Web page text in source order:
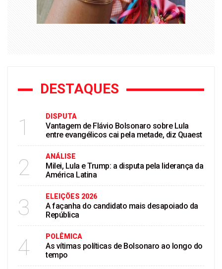
DESTAQUES
1 DISPUTA
Vantagem de Flávio Bolsonaro sobre Lula
entre evangélicos cai pela metade, diz Quaest
2 ANÁLISE
Milei, Lula e Trump: a disputa pela liderança da
América Latina
3 ELEIÇÖES 2026
A façanha do candidato mais desapoiado da
República
4 POLÊMICA
As vítimas políticas de Bolsonaro ao longo do
tempo